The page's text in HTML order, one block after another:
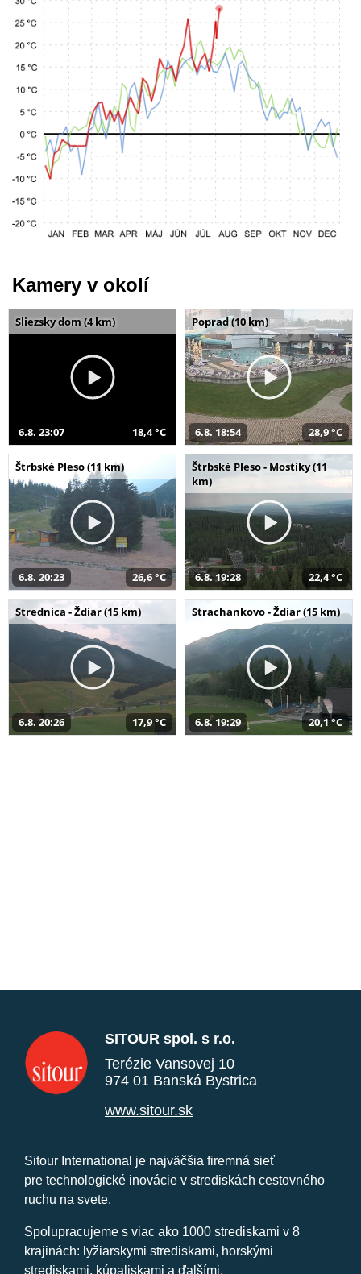
Kamery v okolí
Sliezsky dom (4 km)
6.8. 23:07 18,4 °C
Poprad (10 km)
6.8. 18:54 28,9 °C
Štrbské Pleso (11 km)
6.8. 20:23 26,6 °C
Štrbské Pleso - Mostíky (11
km)
6.8. 19:28 22,4 °C
Strednica - Ždiar (15 km)
6.8. 20:26 17,9 °C
Strachankovo - Ždiar (15 km)
6.8. 19:29 20,1 °C
SITOUR spol. s r.o.
Terézie Vansovej 10
974 01 Banská Bystrica
www.sitour.sk
Sitour International je najväčšia firemná sieť
pre technologické inovácie v strediskách cestovného
ruchu na svete.
Spolupracujeme s viac ako 1000 strediskami v 8
krajinách: lyžiarskymi strediskami, horskými
strediskami, kúpaliskami a ďalšími.